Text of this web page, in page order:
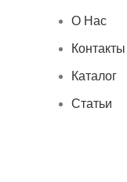
О Нас
Контакты
Каталог
Статьи